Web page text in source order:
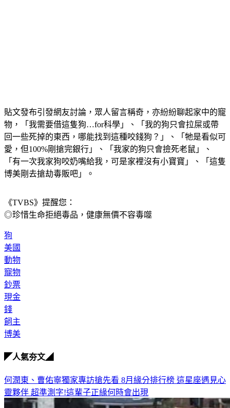
貼文發布引發網友討論，眾人留言稱奇，亦紛紛聊起家中的寵
物，「我需要借這隻狗…for科學」、「我的狗只會拉屎或帶
回一些死掉的東西，哪能找到這種咬錢狗？」、「牠是看似可
愛，但100%剛搶完銀行」、「我家的狗只會撿死老鼠」、
「有一次我家狗咬奶嘴給我，可是家裡沒有小寶寶」、「這隻
博美剛去搶劫毒販吧」。
《TVBS》提醒您：
◎珍惜生命拒絕毒品，健康無價不容毒噬
狗
美國
動物
寵物
鈔票
現金
錢
飼主
博美
◤人氣夯文◢
何潤東、曹佑寧獨家專訪搶先看 8月緣分排行榜 這星座遇見心
靈夥伴 超準測字!這輩子正緣何時會出現